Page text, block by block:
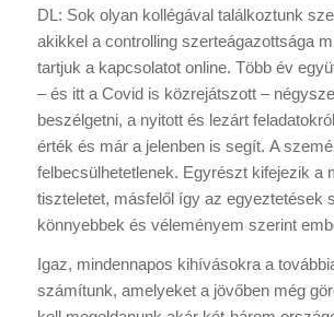
DL: Sok olyan kollégával találkoztunk
akikkel a controlling szerteágazottsága
tartjuk a kapcsolatot online. Több év
– és itt a Covid is közrejátszott –
beszélgetni, a nyitott és lezárt
érték és már a jelenben is segít. A
felbecsülhetetlenek. Egyrészt kifejezik a
tiszteletet, másfelől így az egyeztetések
könnyebbek és véleményem szerint
Igaz, mindennapos kihívásokra a
számítunk, amelyeket a jövőben még